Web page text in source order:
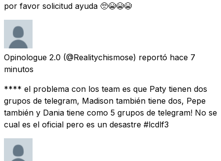
por favor solicitud ayuda 🥺😭😭😭
Opinologue 2.0 (@Realitychismose) reportó hace 7
minutos
**** el problema con los team es que Paty tienen dos
grupos de telegram, Madison también tiene dos, Pepe
también y Dania tiene como 5 grupos de telegram! No se
cual es el oficial pero es un desastre #lcdlf3